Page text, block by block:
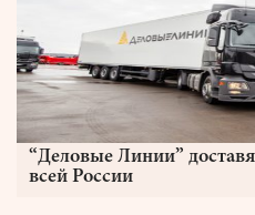
“Деловые Линии”
всей России